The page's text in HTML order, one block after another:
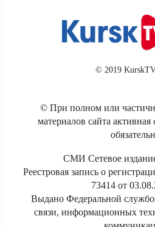
© 2019
© При полном или
материалов сайта
СМИ Сетевое
Реестровая запись о
73414 от
Выдано Федеральной
связи, информационных